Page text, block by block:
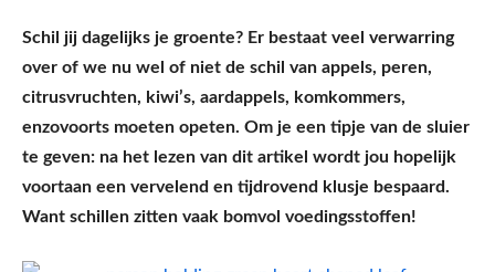
Schil jij dagelijks je groente? Er bestaat veel verwarring
over of we nu wel of niet de schil van appels, peren,
citrusvruchten, kiwi’s, aardappels, komkommers,
enzovoorts moeten opeten. Om je een tipje van de sluier
te geven: na het lezen van dit artikel wordt jou hopelijk
voortaan een vervelend en tijdrovend klusje bespaard.
Want schillen zitten vaak bomvol voedingsstoffen!